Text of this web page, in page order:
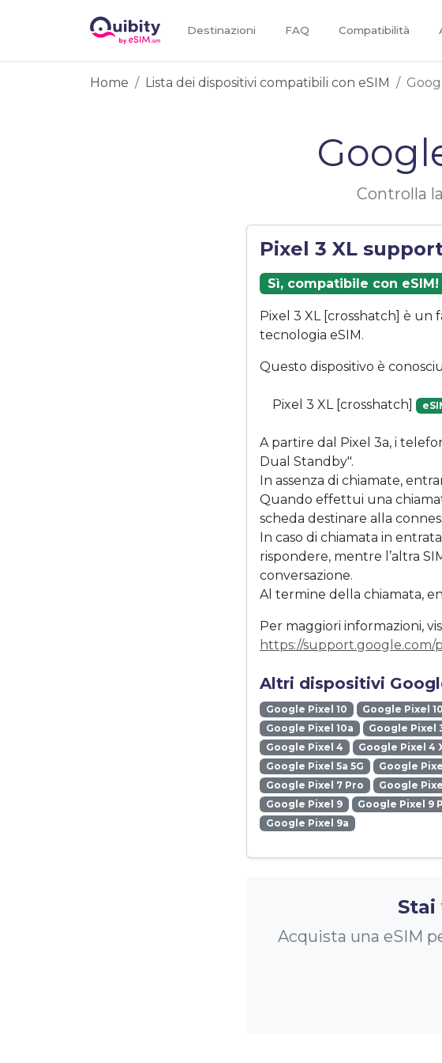
Destinazioni FAQ Compatibilità
Home Lista dei dispositivi compatibili con eSIM
Controlla
Pixel 3 XL
Sì, compatibile con eSIM!
Pixel 3 XL [crosshatch] è
tecnologia eSIM.
Questo dispositivo è
Pixel 3 XL [crosshatch]
A partire dal Pixel 3a, i
Dual Standby".
In assenza di chiamate,
Quando effettui una
scheda destinare alla
In caso di chiamata in
rispondere, mentre l’altra
conversazione.
Al termine della chiamata,
Per maggiori informazioni,
https://support.google.com/
Altri dispositivi
Google Pixel 10 Google Pixel
Google Pixel 10a
Google Pixel
Google Pixel 4
Google Pixel 4
Google Pixel 5a 5G
Google
Google Pixel 7 Pro
Google
Google Pixel 9
Google Pixel 9
Google Pixel 9a
Acquista una eSIM